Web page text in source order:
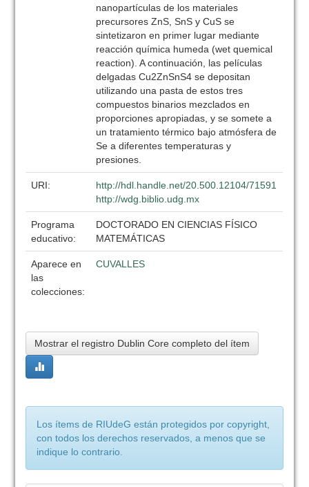
nanopartículas de los materiales
precursores ZnS, SnS y CuS se
sintetizaron en primer lugar mediante
reacción química humeda (wet quemical
reaction). A continuación, las películas
delgadas Cu2ZnSnS4 se depositan
utilizando una pasta de estos tres
compuestos binarios mezclados en
proporciones apropiadas, y se somete a
un tratamiento térmico bajo atmósfera de
Se a diferentes temperaturas y
presiones.
URI:
http://hdl.handle.net/20.500.12104/71591
http://wdg.biblio.udg.mx
Programa
educativo:
DOCTORADO EN CIENCIAS FÍSICO
MATEMÁTICAS
Aparece en
las
colecciones:
CUVALLES
Mostrar el registro Dublin Core completo del ítem
Los ítems de RIUdeG están protegidos por copyright,
con todos los derechos reservados, a menos que se
indique lo contrario.